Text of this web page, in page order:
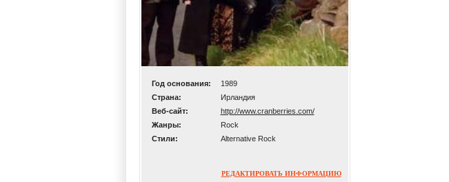
Год основания:
1989
Страна:
Ирландия
Веб-сайт:
http://www.cranberries.com/
Жанры:
Rock
Стили:
Alternative Rock
РЕДАКТИРОВАТЬ ИНФОРМАЦИЮ